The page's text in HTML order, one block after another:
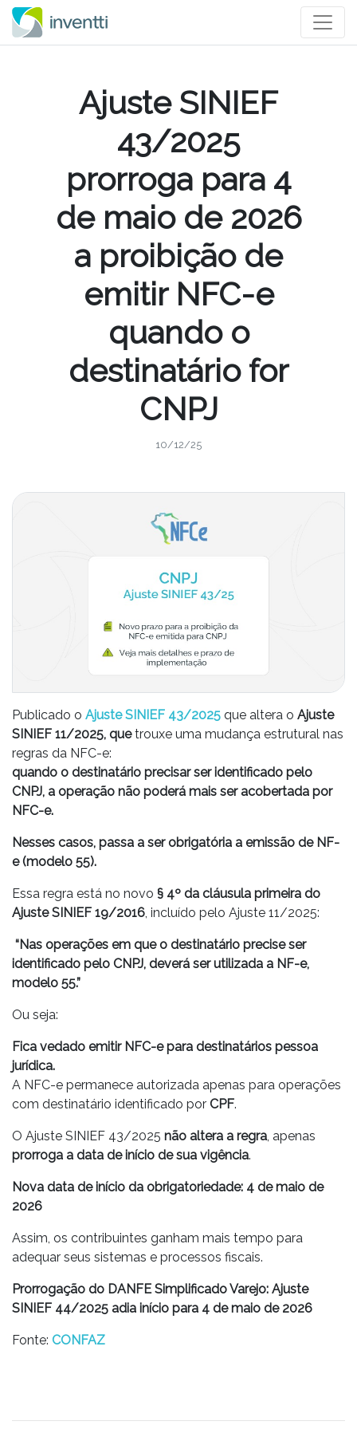
Ajuste SINIEF
43/2025
prorroga para 4
de maio de 2026
a proibição de
emitir NFC-e
quando o
destinatário for
CNPJ
10/12/25
Publicado o Ajuste SINIEF 43/2025 que altera o Ajuste
SINIEF 11/2025, quetrouxe uma mudança estrutural nas
regras da NFC-e:
quando o destinatário precisar ser identificado pelo
CNPJ, a operação não poderá mais ser acobertada por
NFC-e.
Nesses casos, passa a ser obrigatória a emissão de NF-
e (modelo 55).
Essa regra está no novo § 4º da cláusula primeira do
Ajuste SINIEF 19/2016, incluído pelo Ajuste 11/2025:
“Nas operações em que o destinatário precise ser
identificado pelo CNPJ, deverá ser utilizada a NF-e,
modelo 55.”
Ou seja:
Fica vedado emitir NFC-e para destinatários pessoa
jurídica.
A NFC-e permanece autorizada apenas para operações
com destinatário identificado por CPF.
O Ajuste SINIEF 43/2025 não altera a regra, apenas
prorroga a data de início de sua vigência.
Nova data de início da obrigatoriedade: 4 de maio de
2026
Assim, os contribuintes ganham mais tempo para
adequar seus sistemas e processos fiscais.
Prorrogação do DANFE Simplificado Varejo: Ajuste
SINIEF 44/2025 adia início para 4 de maio de 2026
Fonte: CONFAZ